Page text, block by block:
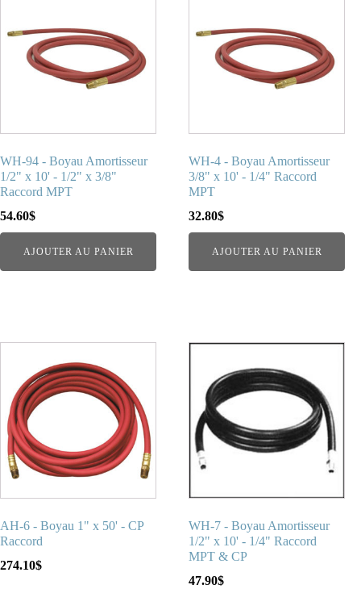
WH-94 - Boyau Amortisseur
1/2" x 10' - 1/2" x 3/8"
Raccord MPT
54.60$
AJOUTER AU PANIER
WH-4 - Boyau Amortisseur
3/8" x 10' - 1/4" Raccord
MPT
32.80$
AJOUTER AU PANIER
AH-6 - Boyau 1" x 50' - CP
Raccord
274.10$
WH-7 - Boyau Amortisseur
1/2" x 10' - 1/4" Raccord
MPT & CP
47.90$